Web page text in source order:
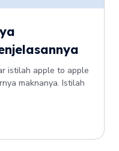
istilah apple to apple
maknanya. Istilah